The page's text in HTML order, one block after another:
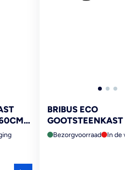
BRIBUS ECO
GOOTSTEENKAST
60CM 1 DEUR MET
Bezorgvoorraad In de